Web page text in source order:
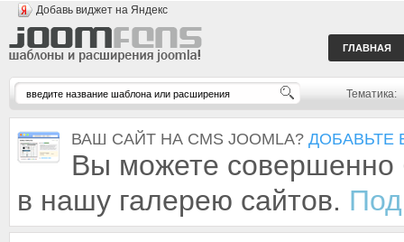
Добавь виджет на Яндекс
ГЛАВНАЯ
Тематика:
ВАШ САЙТ НА CMS JOOMLA? ДОБАВЬТЕ
Вы можете совершенно
в нашу галерею сайтов.